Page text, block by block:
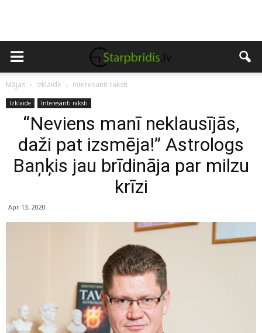
Mājas Izklaide Interesanti raksti
Izklaide Interesanti raksti
“Neviens manī neklausījās,
daži pat izsmēja!” Astrologs
Baņķis jau brīdināja par milzu
krīzi
Apr 13, 2020